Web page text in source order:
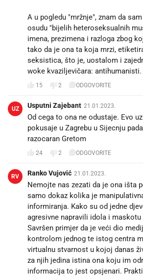
A u pogledu "mržnje", znam da
osudu "bijelih heteroseksualnih
imena, prezimena i razloga zbog
tako da je ona ta koja mrzi,
seksistica, što je, uostalom i
woke kvaziljevičara: antihumanisti.
15 2 ODGOVORITE
UZ Usputni Zajebant 21.01.2023.
Od cega to ona ne odustaje. Evo
pokusaje u Zagrebu u Sijecnju
razocaran Gretom
24 2 ODGOVORITE
RV Ranko Vujović 21.01.2023.
Nemojte nas zezati da je ona išta
samo dokaz kolika je
informiranja. Kako su od jedne
agresivne napravili idola i
Savršen primjer da je veći dio
kontrolom jednog te istog centra
virtualnu stvarnost u kojoj danas
za njih jedina istina ona koju im
informacija to jest opsjenari.